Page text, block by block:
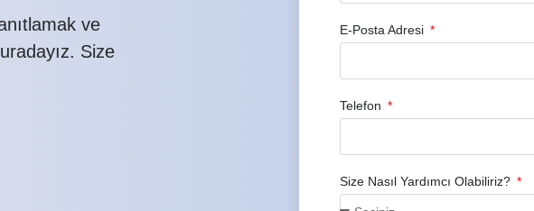
ve
Size
E-Posta Adresi
Telefon
Size Nasıl Yardımcı Olabiliriz?